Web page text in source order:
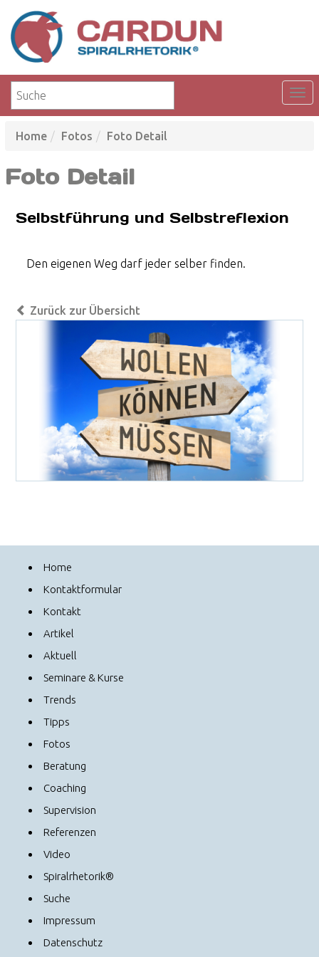
Home Fotos Foto Detail
Foto Detail
Selbstführung und Selbstreflexion
Den eigenen Weg darf jeder selber finden.
Zurück zur Übersicht
Home
Kontaktformular
Kontakt
Artikel
Aktuell
Seminare & Kurse
Trends
Tipps
Fotos
Beratung
Coaching
Supervision
Referenzen
Video
Spiralrhetorik®
Suche
Impressum
Datenschutz